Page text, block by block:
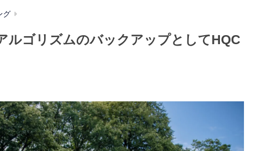
グ
ルゴリズムのバックアップとしてHQC